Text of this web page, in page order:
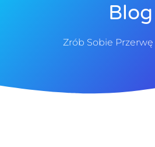
Blog
Zrób Sobie Przerwę